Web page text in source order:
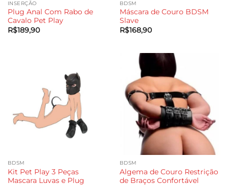
INSERÇÃO
Plug Anal Com Rabo de
Cavalo Pet Play
R$189,90
BDSM
Máscara de Couro BDSM
Slave
R$168,90
BDSM
Kit Pet Play 3 Peças
Mascara Luvas e Plug
BDSM
Algema de Couro Restrição
de Braços Confortável